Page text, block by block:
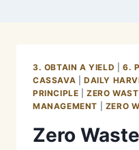
3. OBTAIN A YIELD 6.
CASSAVA
DAILY
PRINCIPLE |ZERO
MANAGEMENT
ZERO
Zero